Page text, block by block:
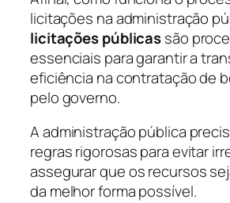
licitações na administração
licitações públicassão
essenciais para garantir a
eficiência na contratação de
pelo governo.
A administração pública
regras rigorosas para evitar
assegurar que os recursos
da melhor forma possível.